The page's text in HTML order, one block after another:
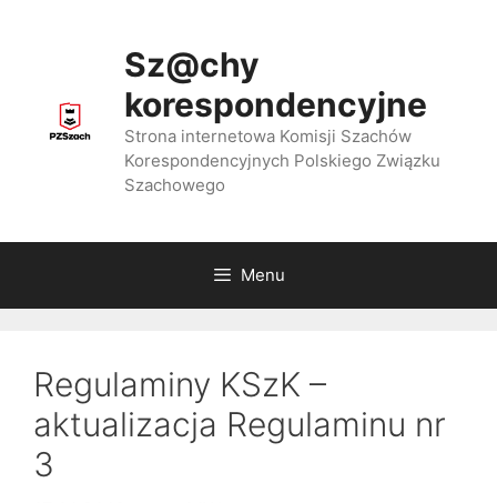
Sz@chy
korespondencyjne
Strona internetowa Komisji Szachów
Korespondencyjnych Polskiego Związku
Szachowego
Menu
Regulaminy KSzK –
aktualizacja Regulaminu nr
3